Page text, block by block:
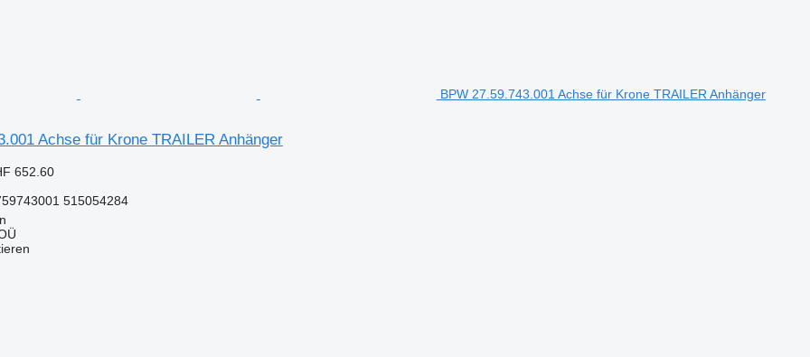
BPW 27.59.743.001 Achse für Krone TRAILER Anhänger
Achse für Krone TRAILER Anhänger
652.60
515054284